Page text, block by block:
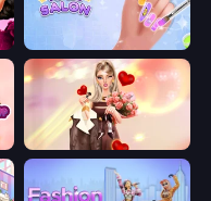
Nail Salon
GRWM Date Night